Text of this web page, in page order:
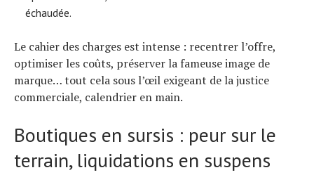
échaudée.
Le cahier des charges est intense : recentrer l’offre,
optimiser les coûts, préserver la fameuse image de
marque… tout cela sous l’œil exigeant de la justice
commerciale, calendrier en main.
Boutiques en sursis : peur sur le
terrain, liquidations en suspens